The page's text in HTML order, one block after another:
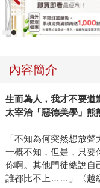
內容簡介
生而為人，我才不要
太宰治「惡德美學」熊
「不知為何突然想放
一概不知，但是，只要
你啊。其他門徒總說自
誰都比不上……」〈越